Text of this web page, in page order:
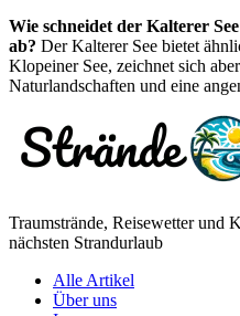
Wie schneidet der Kalterer
ab? Der Kalterer See bietet
Klopeiner See, zeichnet sich
Naturlandschaften und eine
Traumstrände, Reisewetter und
nächsten Strandurlaub
Alle Artikel
Über uns